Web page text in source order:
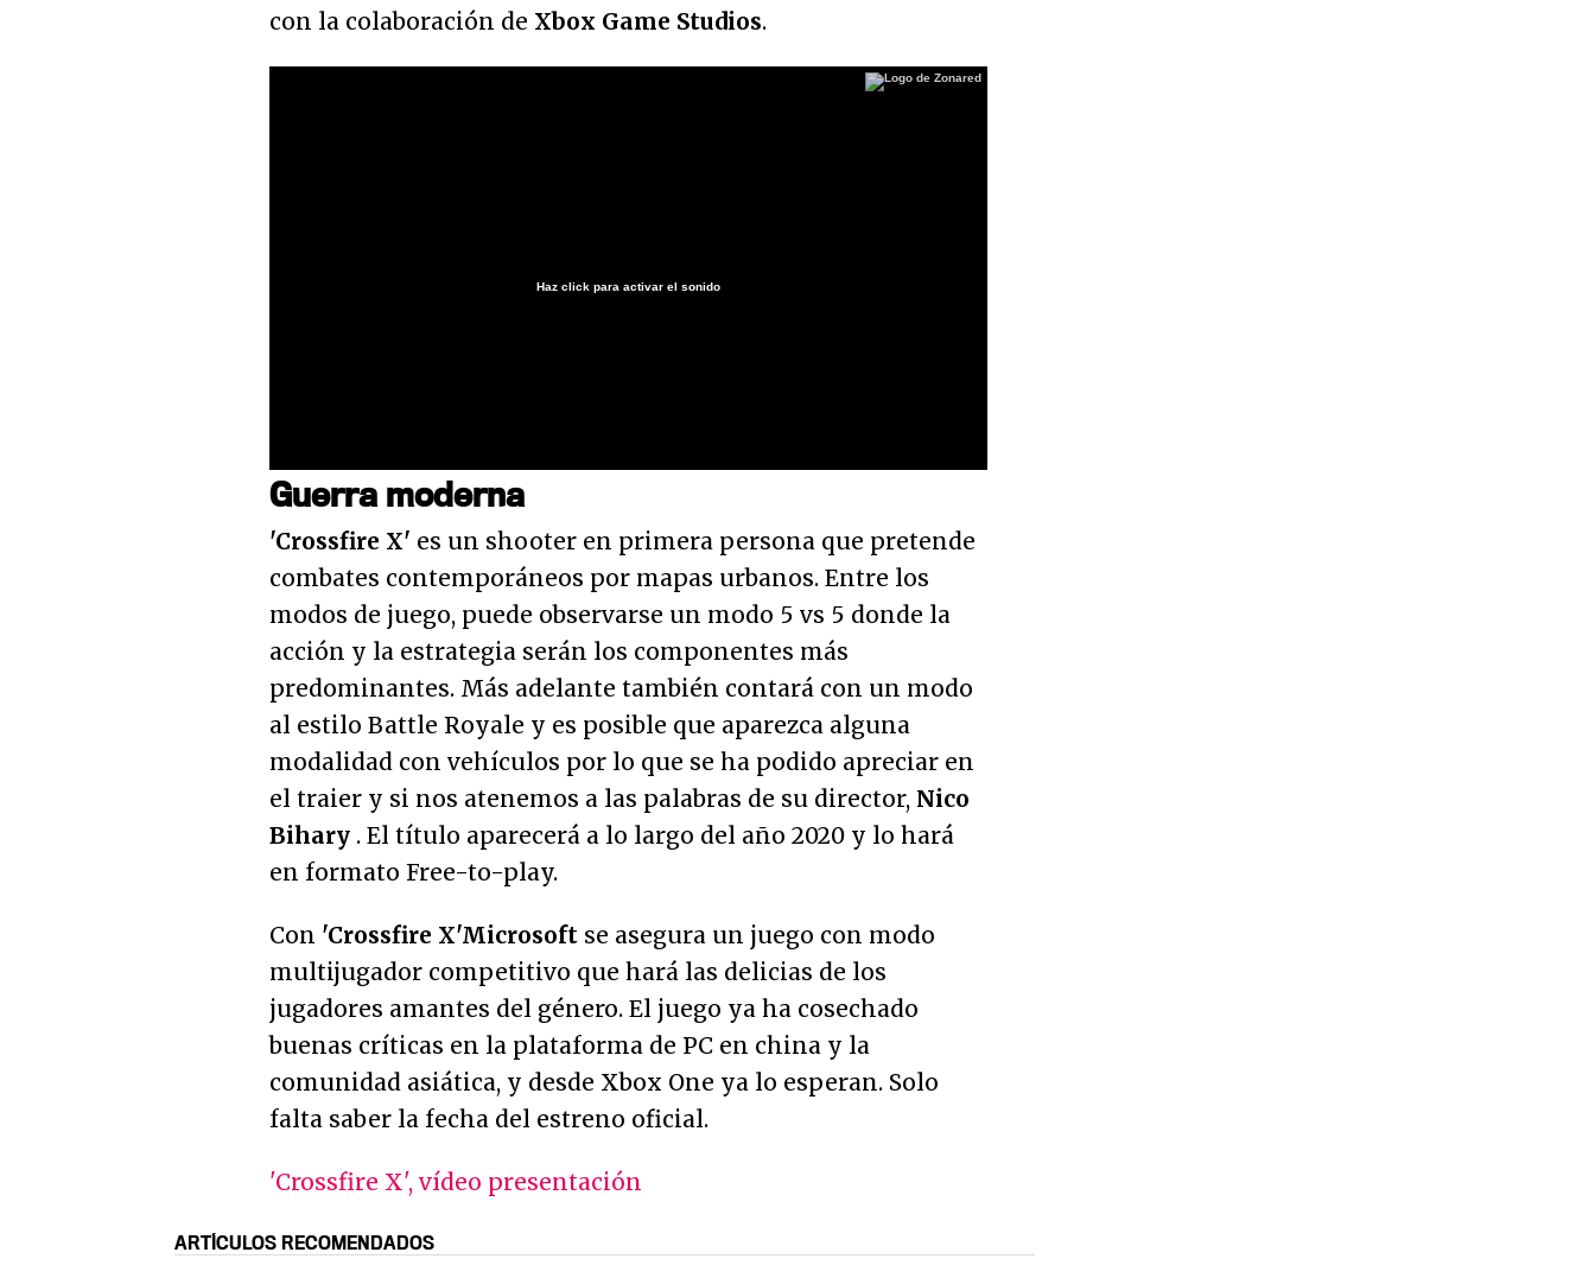
con la colaboración de Xbox Game Studios.
Haz click para activar el sonido
Guerra moderna
'Crossfire X' es un shooter en primera persona que pretende
combates contemporáneos por mapas urbanos. Entre los
modos de juego, puede observarse un modo 5 vs 5 donde la
acción y la estrategia serán los componentes más
predominantes. Más adelante también contará con un modo
al estilo Battle Royale y es posible que aparezca alguna
modalidad con vehículos por lo que se ha podido apreciar en
el traier y si nos atenemos a las palabras de su director, Nico
Bihary . El título aparecerá a lo largo del año 2020 y lo hará
en formato Free-to-play.
Con 'Crossfire X'Microsoft se asegura un juego con modo
multijugador competitivo que hará las delicias de los
jugadores amantes del género. El juego ya ha cosechado
buenas críticas en la plataforma de PC en china y la
comunidad asiática, y desde Xbox One ya lo esperan. Solo
falta saber la fecha del estreno oficial.
'Crossfire X', vídeo presentación
ARTÍCULOS RECOMENDADOS